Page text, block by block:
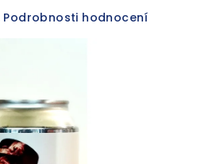
Podrobnosti hodnocení